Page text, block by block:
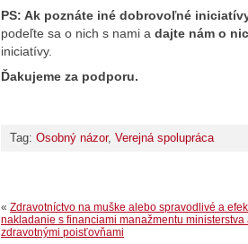
PS: Ak poznáte iné dobrovoľné
podeľte sa o nich s nami a dajte nám o
iniciatívy.
Ďakujeme za podporu.
Tag: Osobný názor, Verejná spolupráca
« Zdravotníctvo na muške alebo spravodlivé a
nakladanie s financiami manažmentu ministerstva
zdravotnými poisťovňami